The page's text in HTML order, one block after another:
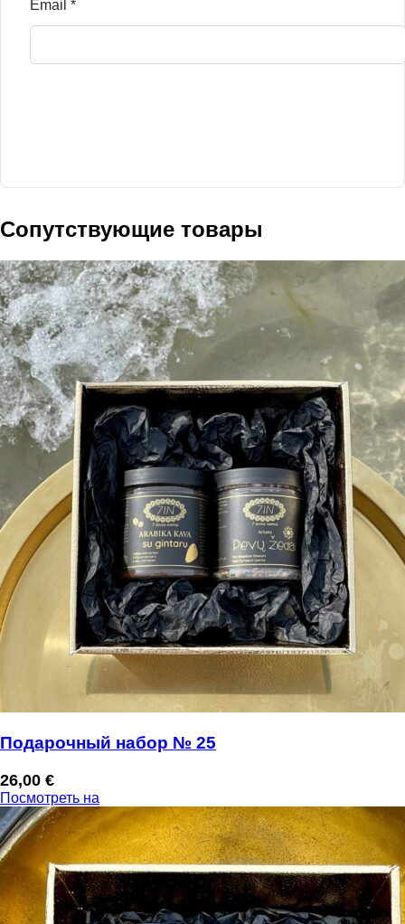
Email *
Сопутствующие товары
Подарочный набор № 25
26,00 €
Посмотреть на